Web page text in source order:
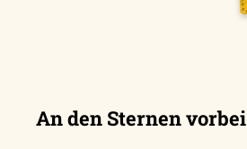
An den Sternen vorbei